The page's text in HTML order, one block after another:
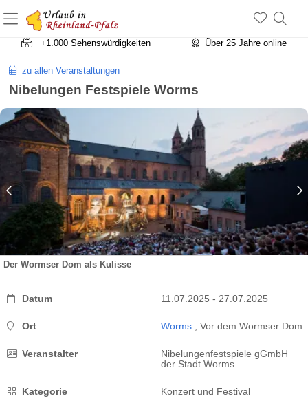
+1.500 Unterkünfte in Rheinland-Pfalz
+1.000 Sehenswürdigkeiten
Über 25 Jahre online
zu allen Veranstaltungen
Nibelungen Festspiele Worms
Der Wormser Dom als Kulisse
Datum 11.07.2025 - 27.07.2025
Ort Worms , Vor dem Wormser Dom
Veranstalter
Nibelungenfestspiele gGmbH
der Stadt Worms
Kategorie Konzert und Festival